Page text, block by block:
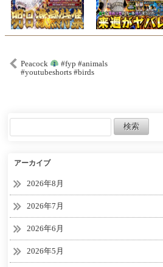
Peacock
#fyp #animals
#youtubeshorts #birds
アーカイブ
2026年8月
2026年7月
2026年6月
2026年5月